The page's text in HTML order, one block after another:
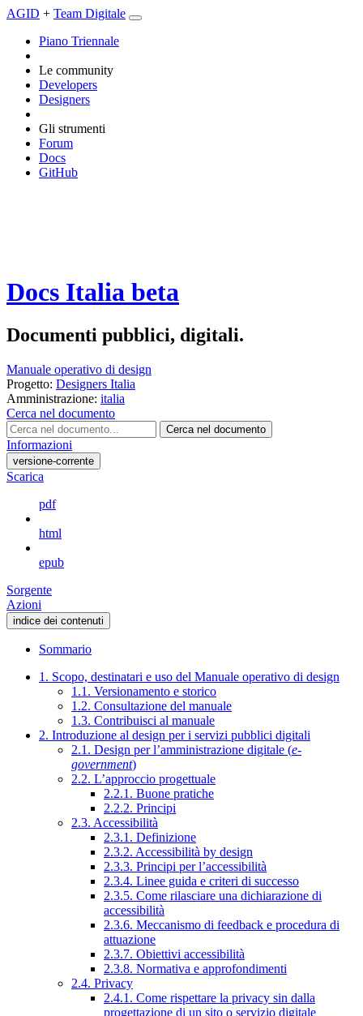
AGID + Team Digitale
Piano Triennale
Le community
Developers
Designers
Gli strumenti
Forum
Docs
GitHub
Docs Italia beta
Documenti pubblici, digitali.
Manuale operativo di design
Progetto: Designers Italia
Amministrazione: italia
Cerca nel documento
Cerca nel documento
Informazioni
versione-corrente
Scarica
pdf
html
epub
Sorgente
Azioni
indice dei contenuti
Sommario
1. Scopo, destinatari e uso del Manuale operativo di design
1.1. Versionamento e storico
1.2. Consultazione del manuale
1.3. Contribuisci al manuale
2. Introduzione al design per i servizi pubblici digitali
2.1. Design per l’amministrazione digitale (e-
government)
2.2. L’approccio progettuale
2.2.1. Buone pratiche
2.2.2. Principi
2.3. Accessibilità
2.3.1. Definizione
2.3.2. Accessibilità by design
2.3.3. Principi per l’accessibilità
2.3.4. Linee guida e criteri di successo
2.3.5. Come rilasciare una dichiarazione di
accessibilità
2.3.6. Meccanismo di feedback e procedura di
attuazione
2.3.7. Obiettivi accessibilità
2.3.8. Normativa e approfondimenti
2.4. Privacy
2.4.1. Come rispettare la privacy sin dalla
progettazione di un sito o servizio digitale